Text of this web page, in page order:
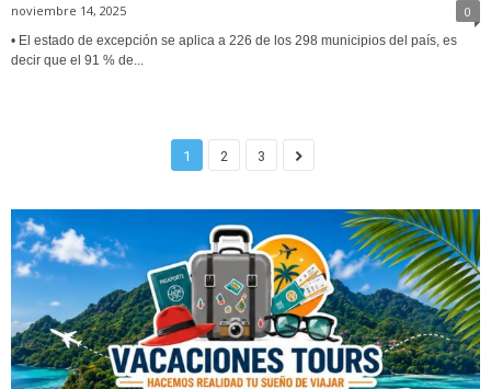
noviembre 14, 2025 0
• El estado de excepción se aplica a 226 de los 298 municipios del país, es
decir que el 91 % de...
1 2 3